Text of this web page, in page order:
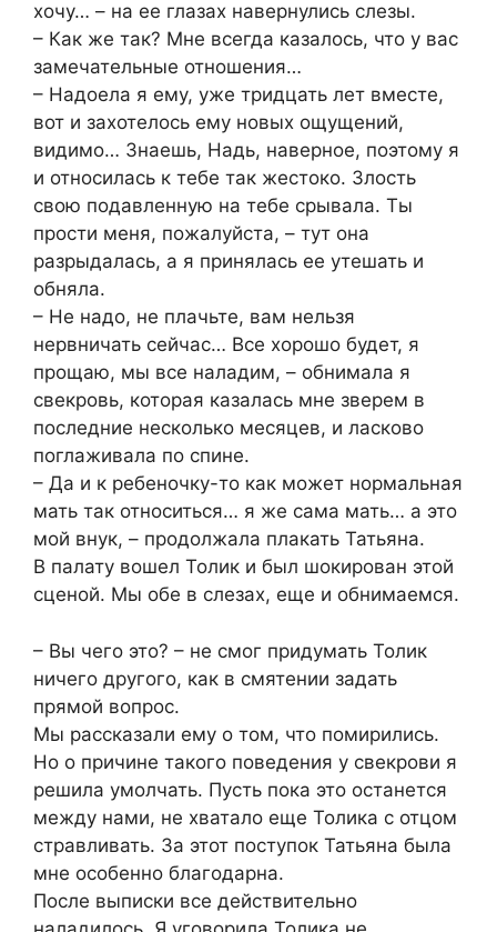
хочу… – на ее глазах навернулись слезы.
– Как же так? Мне всегда казалось, что у вас
замечательные отношения…
– Надоела я ему, уже тридцать лет вместе,
вот и захотелось ему новых ощущений,
видимо… Знаешь, Надь, наверное, поэтому я
и относилась к тебе так жестоко. Злость
свою подавленную на тебе срывала. Ты
прости меня, пожалуйста, – тут она
разрыдалась, а я принялась ее утешать и
обняла.
– Не надо, не плачьте, вам нельзя
нервничать сейчас… Все хорошо будет, я
прощаю, мы все наладим, – обнимала я
свекровь, которая казалась мне зверем в
последние несколько месяцев, и ласково
поглаживала по спине.
– Да и к ребеночку-то как может нормальная
мать так относиться… я же сама мать… а это
мой внук, – продолжала плакать Татьяна.
В палату вошел Толик и был шокирован этой
сценой. Мы обе в слезах, еще и обнимаемся.
– Вы чего это? – не смог придумать Толик
ничего другого, как в смятении задать
прямой вопрос.
Мы рассказали ему о том, что помирились.
Но о причине такого поведения у свекрови я
решила умолчать. Пусть пока это останется
между нами, не хватало еще Толика с отцом
стравливать. За этот поступок Татьяна была
мне особенно благодарна.
После выписки все действительно